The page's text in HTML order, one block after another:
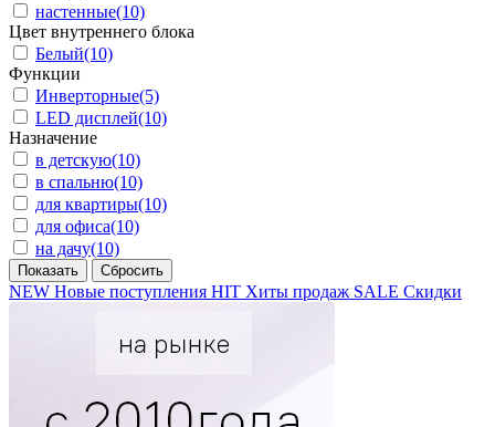
настенные(10)
Цвет внутреннего блока
Белый(10)
Функции
Инверторные(5)
LED дисплей(10)
Назначение
в детскую(10)
в спальню(10)
для квартиры(10)
для офиса(10)
на дачу(10)
NEW Новые поступления HIT Хиты продаж SALE Скидки